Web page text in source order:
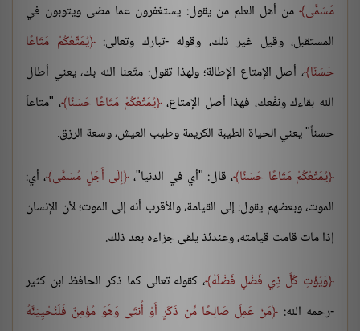
مُسَمًّى من أهل العلم من يقول: يستغفرون عما مضى ويتوبون في
المستقبل، وقيل غير ذلك، وقوله -تبارك وتعالى: يُمَتِّعْكُمْ مَتَاعًا
حَسَنًا ، أصل الإمتاع الإطالة؛ ولهذا تقول: متّعنا الله بك، يعني أطال
الله بقاءك ونفْعك، فهذا أصل الإمتاع، يُمَتِّعْكُمْ مَتَاعًا حَسَنًا ، "متاعاً
حسناً" يعني الحياة الطيبة الكريمة وطيب العيش، وسعة الرزق.
يُمَتِّعْكُمْ مَتَاعًا حَسَنًا ، قال: "أي في الدنيا"، إِلَى أَجَلٍ مُسَمًّى ، أي:
الموت، وبعضهم يقول: إلى القيامة، والأقرب أنه إلى الموت؛ لأن الإنسان
إذا مات قامت قيامته، وعندئذ يلقى جزاءه بعد ذلك.
وَيُؤْتِ كُلَّ ذِي فَضْلٍ فَضْلَهُ ، كقوله تعالى كما ذكر الحافظ ابن كثير
-رحمه الله: مَنْ عَمِلَ صَالِحًا مِّن ذَكَرٍ أَوْ أُنثَى وَهُوَ مُؤْمِنٌ فَلَنُحْيِيَنَّهُ